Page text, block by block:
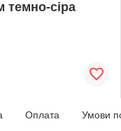
темно-сіра
Оплата Умови